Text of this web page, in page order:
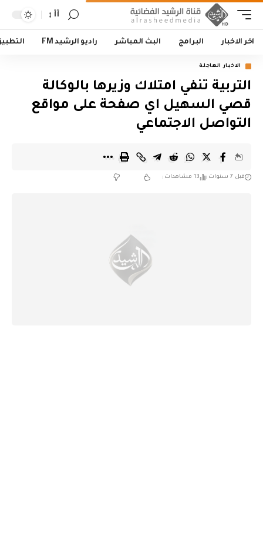
أأ
اخر الاخبار البرامج البث المباشر راديو الرشيد FM
الاخبار العاجلة
التربية تنفي امتلاك وزيرها بالوكالة
قصي السهيل اي صفحة على مواقع
التواصل الاجتماعي
قبل 7 سنوات 13 مشاهدات